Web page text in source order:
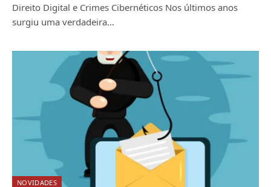
Direito Digital e Crimes Cibernéticos Nos últimos anos
surgiu uma verdadeira…
NOVIDADES